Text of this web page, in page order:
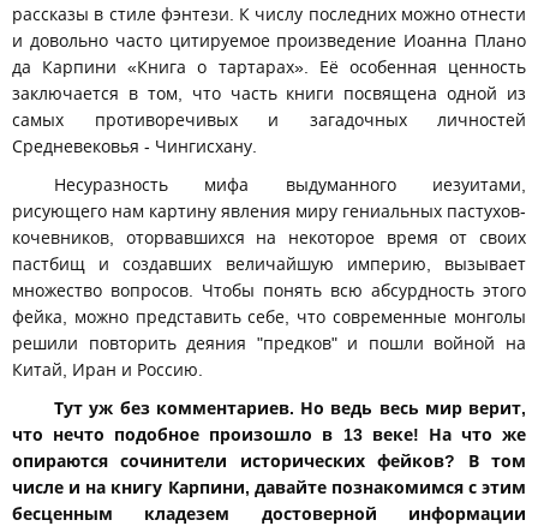
рассказы в стиле фэнтези. К числу последних можно отнести
и довольно часто цитируемое произведение Иоанна Плано
да Карпини «Книга о тартарах». Её особенная ценность
заключается в том, что часть книги посвящена одной из
самых противоречивых и загадочных личностей
Средневековья - Чингисхану.
Несуразность мифа выдуманного иезуитами,
рисующего нам картину явления миру гениальных пастухов-
кочевников, оторвавшихся на некоторое время от своих
пастбищ и создавших величайшую империю, вызывает
множество вопросов. Чтобы понять всю абсурдность этого
фейка, можно представить себе, что современные монголы
решили повторить деяния "предков" и пошли войной на
Китай, Иран и Россию.
Тут уж без комментариев. Но ведь весь мир верит,
что нечто подобное произошло в 13 веке! На что же
опираются сочинители исторических фейков? В том
числе и на книгу Карпини, давайте познакомимся с этим
бесценным кладезем достоверной информации